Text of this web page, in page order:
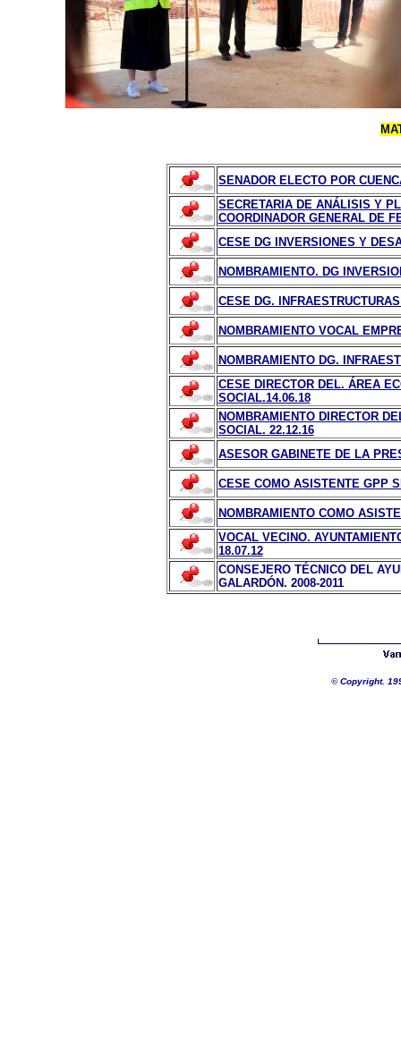
SENADOR ELECTO POR
SECRETARIA DE ANÁLISIS Y
COORDINADOR GENERAL DE
CESE DG INVERSIONES Y
NOMBRAMIENTO. DG
CESE DG.
NOMBRAMIENTO VOCAL
NOMBRAMIENTO DG.
CESE DIRECTOR DEL. ÁREA
SOCIAL.14.06.18
NOMBRAMIENTO DIRECTOR
SOCIAL. 22.12.16
ASESOR GABINETE DE LA
CESE COMO ASISTENTE GPP
NOMBRAMIENTO COMO
VOCAL VECINO.
18.07.12
CONSEJERO TÉCNICO DEL
GALARDÓN. 2008-2011
©Copyright.